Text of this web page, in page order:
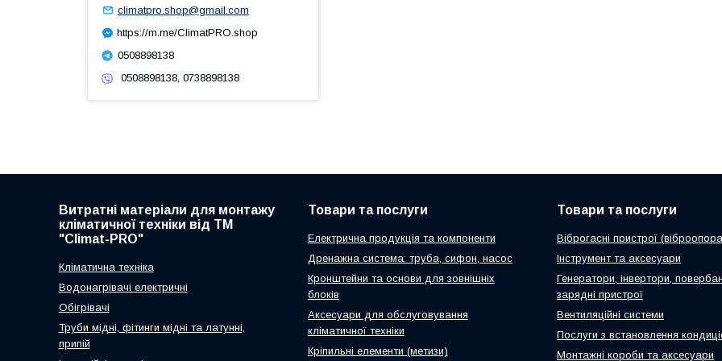
climatpro.shop@gmail.com
https://m.me/ClimatPRO.shop
0508898138
0508898138, 0738898138
Витратні матеріали для монтажу
кліматичної техніки від ТМ
"Climat-PRO"
Кліматична техніка
Водонагрівачі електричні
Обігрівачі
Труби мідні, фітинги мідні та латунні,
припій
Товари та послуги
Електрична продукція та компоненти
Дренажна система: труба, сифон, насос
Кронштейни та основи для зовнішніх
блоків
Аксесуари для обслуговування
кліматичної техніки
Кріпильні елементи (метизи)
Товари та послуги
Віброгасні пристрої
Інструмент та аксесуари
Генератори, інвертори,
зарядні пристрої
Вентиляційні системи
Послуги з встановлення
Монтажні короби та аксесуари